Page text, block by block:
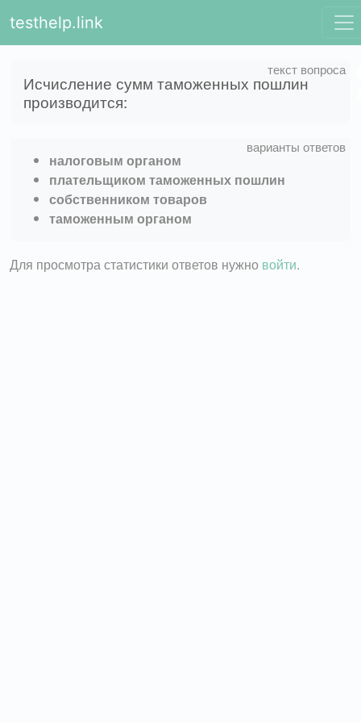
testhelp.link
Исчисление сумм таможенных пошлин
производится:
налоговым органом
плательщиком таможенных пошлин
собственником товаров
таможенным органом
Для просмотра статистики ответов нужно войти.